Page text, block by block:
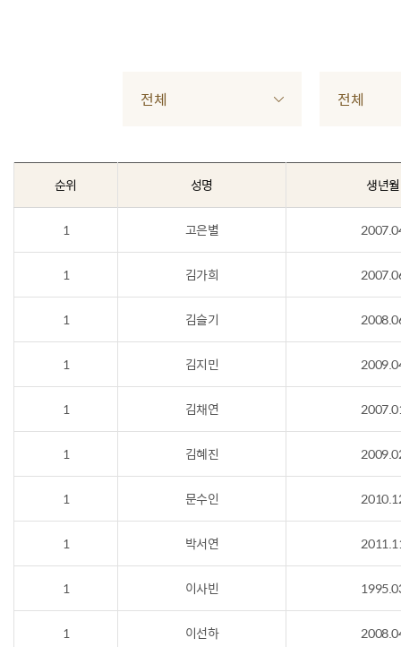
전체 전체
순위 성명 생년월
1 고은별
1 김가희
1 김슬기
1 김지민
1 김채연
1 김혜진
1 문수인
1 박서연
1 이사빈
1 이선하